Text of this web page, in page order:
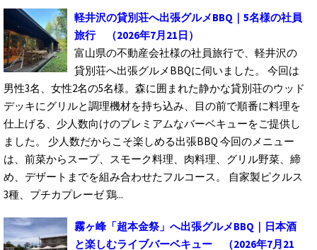
軽井沢の貸別荘へ出張グルメBBQ｜5名様の社員
旅行
（2026年7月21日）
富山県の不動産会社様の社員旅行で、軽井沢の
貸別荘へ出張グルメBBQに伺いました。 今回は
男性3名、女性2名の5名様。森に囲まれた静かな貸別荘のウッド
デッキにグリルと調理機材を持ち込み、目の前で順番に料理を
仕上げる、少人数向けのプレミアムなバーベキューをご提供し
ました。 少人数だからこそ楽しめる出張BBQ 今回のメニュー
は、前菜からスープ、スモーク料理、肉料理、グリル野菜、締
め、デザートまでを組み合わせたフルコース。 自家製ピクルス
3種、プチカプレーゼ 鶏...
霧ヶ峰「超本金祭」へ出張グルメBBQ｜日本酒
と楽しむライブバーベキュー
（2026年7月21